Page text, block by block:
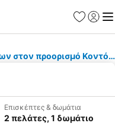
στον προορισμό
Επισκέπτες & δωμάτια
2 πελάτες, 1 δωμάτιο